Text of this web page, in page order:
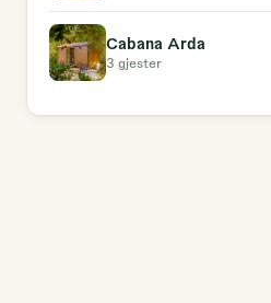
Cabana Arda
3 gjester